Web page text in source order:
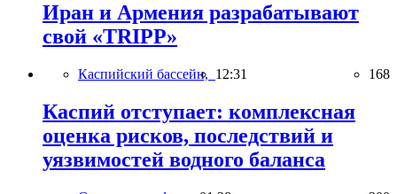
Иран и Армения разрабатывают
свой «TRIPP»
Каспийский бассейн, 12:31 168
Каспий отступает: комплексная
оценка рисков, последствий и
уязвимостей водного баланса